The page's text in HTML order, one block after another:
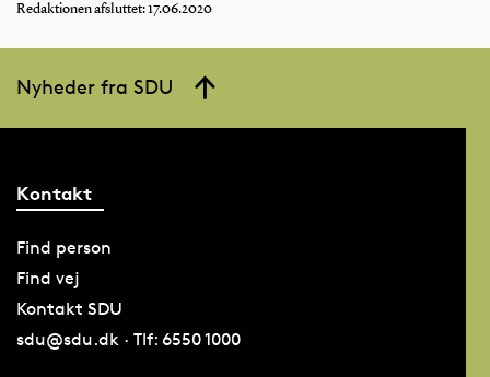
Redaktionen afsluttet: 17.06.2020
Nyheder fra SDU
Kontakt
Find person
Find vej
Kontakt SDU
sdu@sdu.dk · Tlf: 6550 1000